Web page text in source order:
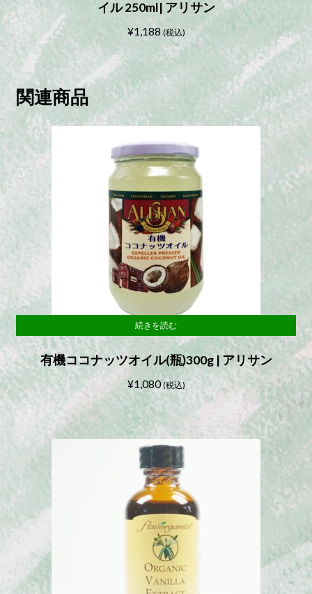
イル 250ml| アリサン
¥1,188 (税込)
関連商品
有機ココナッツオイル(瓶)300g | アリサン
¥1,080 (税込)
続きを読む